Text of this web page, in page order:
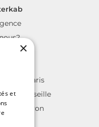
sur Paris
sur Marseille
sur Lyon
×
et